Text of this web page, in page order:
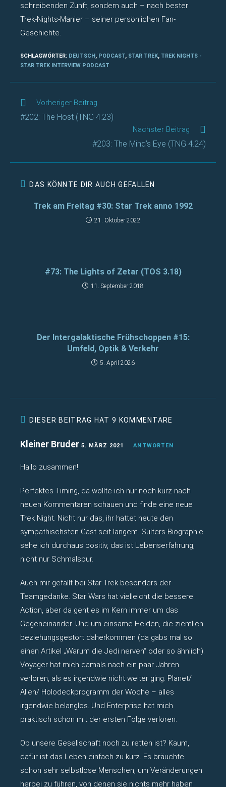
schreibenden Zunft, sondern auch – nach bester
Trek-Nights-Manier – seiner persönlichen Fan-
Geschichte.
SCHLAGWÖRTER: DEUTSCH, PODCAST, STAR TREK, TREK NIGHTS -
STAR TREK INTERVIEW PODCAST
Weitere
ansehen
Vorheriger Beitrag
#202: The Host (TNG 4.23)
Nächster Beitrag
#203: The Mind’s Eye (TNG 4.24)
DAS KÖNNTE DIR AUCH GEFALLEN
Trek am Freitag #30: Star Trek anno 1992
21. Oktober 2022
#73: The Lights of Zetar (TOS 3.18)
11. September 2018
Der Intergalaktische Frühschoppen #15:
Umfeld, Optik & Verkehr
5. April 2026
DIESER BEITRAG HAT 9 KOMMENTARE
Kleiner Bruder 5. MÄRZ 2021 ANTWORTEN
Hallo zusammen!
Perfektes Timing, da wollte ich nur noch kurz nach
neuen Kommentaren schauen und finde eine neue
Trek Night. Nicht nur das, ihr hattet heute den
sympathischsten Gast seit langem. Sülters Biographie
sehe ich durchaus positiv, das ist Lebenserfahrung,
nicht nur Schmalspur.
Auch mir gefällt bei Star Trek besonders der
Teamgedanke. Star Wars hat vielleicht die bessere
Action, aber da geht es im Kern immer um das
Gegeneinander. Und um einsame Helden, die ziemlich
beziehungsgestört daherkommen (da gabs mal so
einen Artikel „Warum die Jedi nerven“ oder so ähnlich).
Voyager hat mich damals nach ein paar Jahren
verloren, als es irgendwie nicht weiter ging. Planet/
Alien/ Holodeckprogramm der Woche – alles
irgendwie belanglos. Und Enterprise hat mich
praktisch schon mit der ersten Folge verloren.
Ob unsere Gesellschaft noch zu retten ist? Kaum,
dafür ist das Leben einfach zu kurz. Es bräuchte
schon sehr selbstlose Menschen, um Veränderungen
herbei zu führen, von denen sie nichts mehr haben